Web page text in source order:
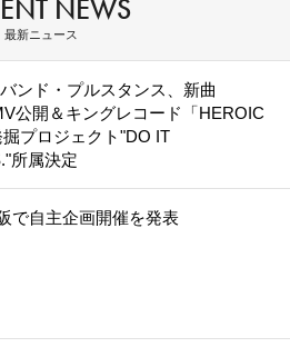
NEWS
最新ニュース
ンド・プルスタンス、新曲
公開＆キングレコード「HEROIC
プロジェクト"DO IT
所属決定
で自主企画開催を発表